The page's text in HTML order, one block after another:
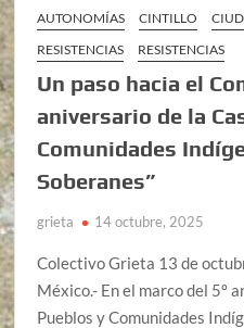
AUTONOMÍAS CINTILLO
RESISTENCIAS
RESISTENCIAS
Un paso hacia el
aniversario de la
Comunidades
Soberanes”
grieta 14 octubre, 2025
Colectivo Grieta 13 de
México.- En el marco del 5º
Pueblos y Comunidades